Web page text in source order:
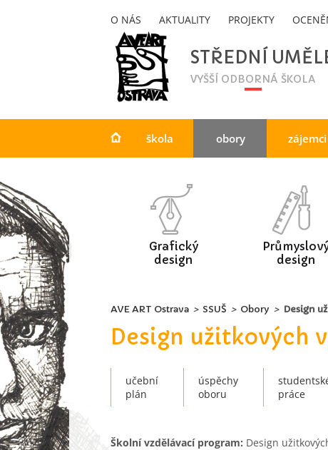
O NÁS AKTUALITY PROJEKTY
STŘEDNÍ
VYŠŠÍ ODBORNÁ ŠKOLA
škola obory
Grafický
design
design
AVE ART Ostrava > SSUŠ > Obory > Design
Design užitkových
učební
plán
úspěchy
oboru
práce
Školní vzdělávací program: Design